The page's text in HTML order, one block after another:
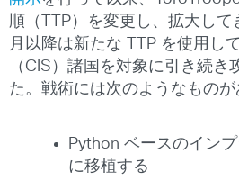
順（TTP）を変更し、拡大し
月以降は新たな TTP を使用し
（CIS）諸国を対象に引き続き
た。戦術には次のようなものが
Python ベースのイン
に移植する